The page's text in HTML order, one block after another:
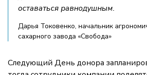
оставаться равнодушным.
Дарья Токовенко, начальник
сахарного завода «Свобода»
Следующий День донора